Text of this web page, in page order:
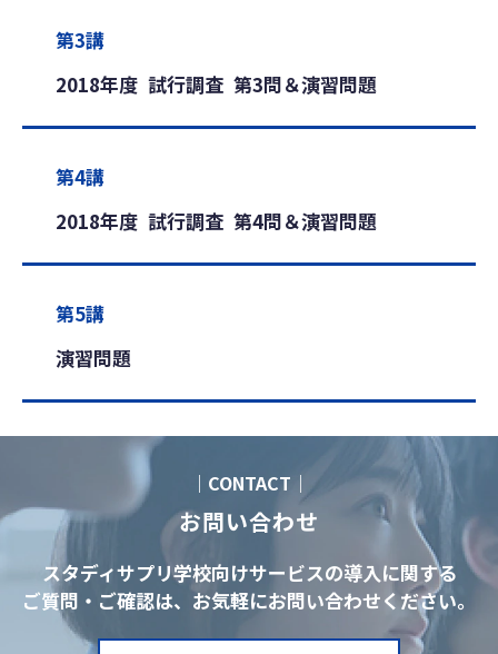
第3講
2018年度 試行調査 第3問＆演習問題
第4講
2018年度 試行調査 第4問＆演習問題
第5講
演習問題
｜CONTACT｜
お問い合わせ
スタディサプリ学校向けサービスの導入に関する
ご質問・ご確認は、お気軽にお問い合わせください。